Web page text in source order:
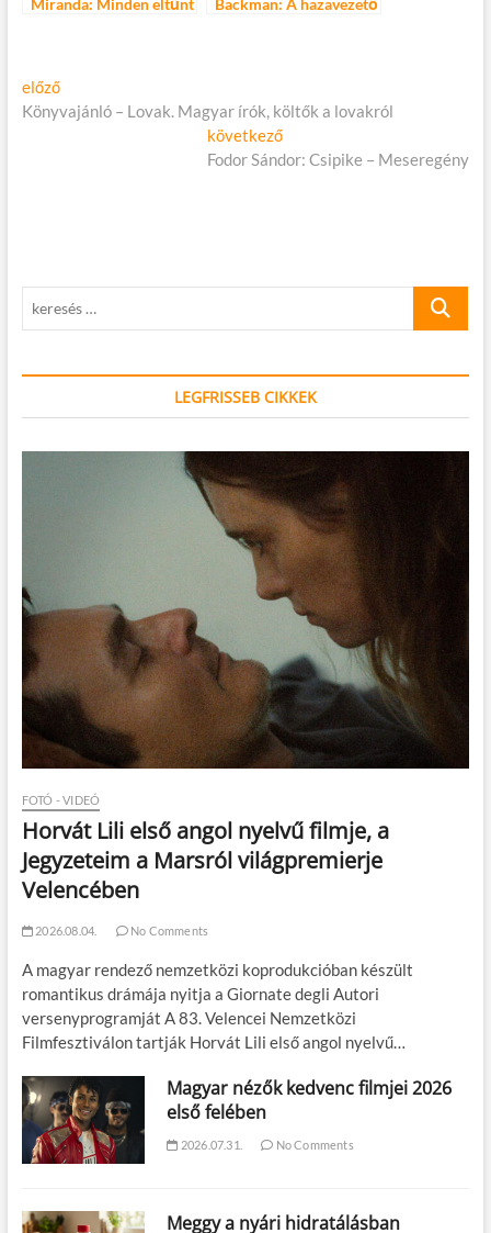
Bejegyzés
navigáció
előzőElőző
cikk:
Könyvajánló – Lovak. Magyar írók, költők a lovakról
következőKövetkező
cikk:
Fodor Sándor: Csipike – Meseregény
keresés
LEGFRISSEB CIKKEK
FOTÓ - VIDEÓ
Horvát Lili első angol nyelvű filmje, a
Jegyzeteim a Marsról világpremierje
Velencében
2026.08.04. No Comments
A magyar rendező nemzetközi koprodukcióban készült
romantikus drámája nyitja a Giornate degli Autori
versenyprogramját A 83. Velencei Nemzetközi
Filmfesztiválon tartják Horvát Lili első angol nyelvű…
Magyar nézők kedvenc filmjei 2026
első felében
2026.07.31. No Comments
Meggy a nyári hidratálásban